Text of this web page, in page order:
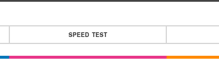
SPEED TEST